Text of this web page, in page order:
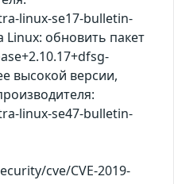
linux-se17-bulletin-
Linux: обновить пакет
высокой версии,
linux-se47-bulletin-
cve/CVE-2019-